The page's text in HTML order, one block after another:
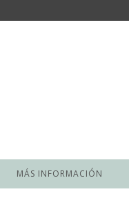
MÁS INFORMACIÓN